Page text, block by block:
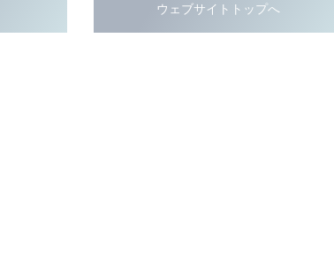
ウェブサイトトップへ